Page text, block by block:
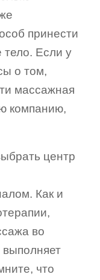
принести
тело. Если у
о том,
массажная
компанию,
центр
Как и
во
выполняет
что